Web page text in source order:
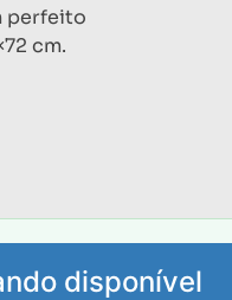
perfeito
cm.
disponível